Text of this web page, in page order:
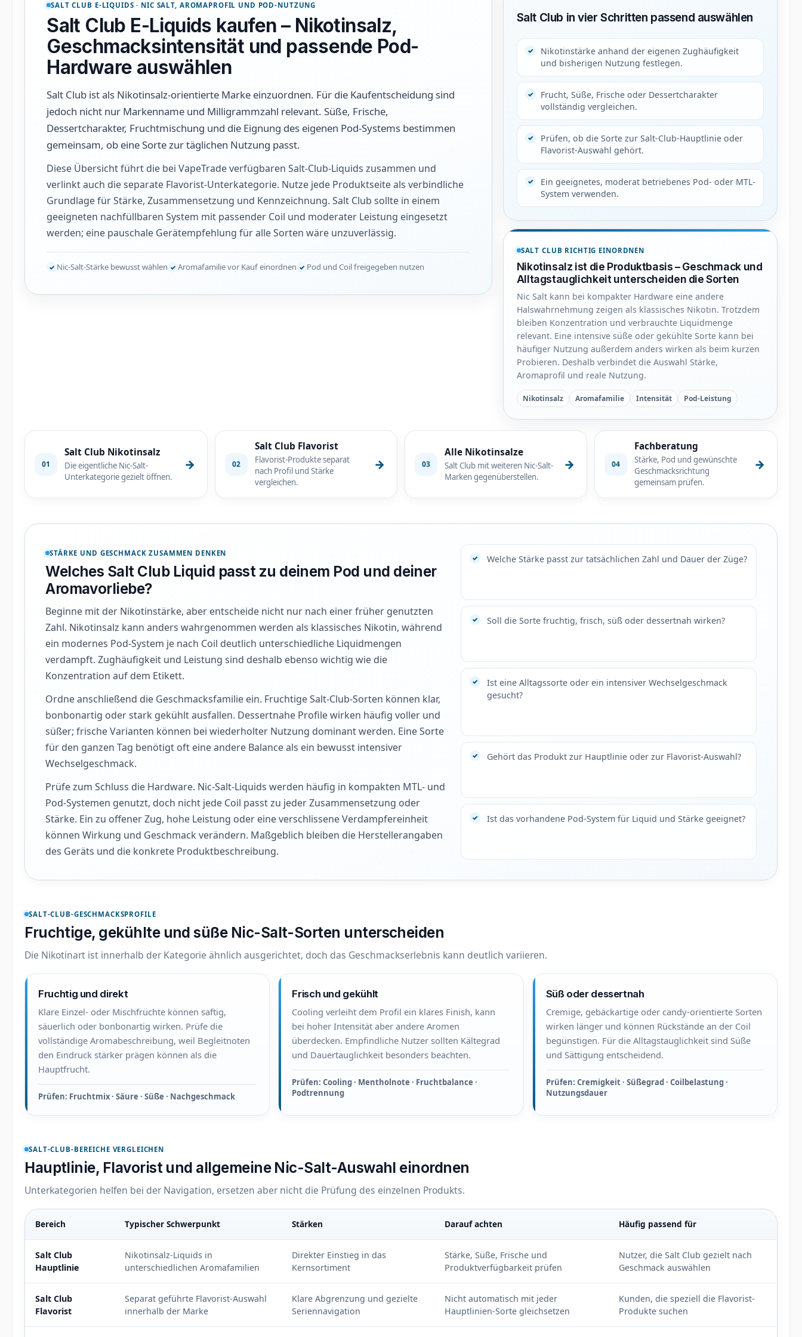
SALT CLUB E-LIQUIDS · NIC SALT, AROMAPROFIL UND POD-NUTZUNG
Salt Club E-Liquids kaufen – Nikotinsalz,
Geschmacksintensität und passende Pod-
Hardware auswählen
Salt Club ist als Nikotinsalz-orientierte Marke einzuordnen. Für die Kaufentscheidung sind
jedoch nicht nur Markenname und Milligrammzahl relevant. Süße, Frische,
Dessertcharakter, Fruchtmischung und die Eignung des eigenen Pod-Systems bestimmen
gemeinsam, ob eine Sorte zur täglichen Nutzung passt.
Diese Übersicht führt die bei VapeTrade verfügbaren Salt-Club-Liquids zusammen und
verlinkt auch die separate Flavorist-Unterkategorie. Nutze jede Produktseite als verbindliche
Grundlage für Stärke, Zusammensetzung und Kennzeichnung. Salt Club sollte in einem
geeigneten nachfüllbaren System mit passender Coil und moderater Leistung eingesetzt
werden; eine pauschale Gerätempfehlung für alle Sorten wäre unzuverlässig.
Nic-Salt-Stärke bewusst wählen Aromafamilie vor Kauf einordnen Pod und Coil freigegeben nutzen
Salt Club in vier Schritten passend auswählen
Nikotinstärke anhand der eigenen Zughäufigkeit
und bisherigen Nutzung festlegen.
Frucht, Süße, Frische oder Dessertcharakter
vollständig vergleichen.
Prüfen, ob die Sorte zur Salt-Club-Hauptlinie oder
Flavorist-Auswahl gehört.
Ein geeignetes, moderat betriebenes Pod- oder MTL-
System verwenden.
SALT CLUB RICHTIG EINORDNEN
Nikotinsalz ist die Produktbasis – Geschmack und
Alltagstauglichkeit unterscheiden die Sorten
Nic Salt kann bei kompakter Hardware eine andere
Halswahrnehmung zeigen als klassisches Nikotin. Trotzdem
bleiben Konzentration und verbrauchte Liquidmenge
relevant. Eine intensive süße oder gekühlte Sorte kann bei
häufiger Nutzung außerdem anders wirken als beim kurzen
Probieren. Deshalb verbindet die Auswahl Stärke,
Aromaprofil und reale Nutzung.
Nikotinsalz Aromafamilie Intensität Pod-Leistung
01
Salt Club Nikotinsalz
Die eigentliche Nic-Salt-
Unterkategorie gezielt öffnen.
→ 02
Salt Club Flavorist
Flavorist-Produkte separat
nach Profil und Stärke
vergleichen.
→ 03
Alle Nikotinsalze
Salt Club mit weiteren Nic-Salt-
Marken gegenüberstellen.
→ 04
Fachberatung
Stärke, Pod und gewünschte
Geschmacksrichtung
gemeinsam prüfen.
→
STÄRKE UND GESCHMACK ZUSAMMEN DENKEN
Welches Salt Club Liquid passt zu deinem Pod und deiner
Aromavorliebe?
Beginne mit der Nikotinstärke, aber entscheide nicht nur nach einer früher genutzten
Zahl. Nikotinsalz kann anders wahrgenommen werden als klassisches Nikotin, während
ein modernes Pod-System je nach Coil deutlich unterschiedliche Liquidmengen
verdampft. Zughäufigkeit und Leistung sind deshalb ebenso wichtig wie die
Konzentration auf dem Etikett.
Ordne anschließend die Geschmacksfamilie ein. Fruchtige Salt-Club-Sorten können klar,
bonbonartig oder stark gekühlt ausfallen. Dessertnahe Profile wirken häufig voller und
süßer; frische Varianten können bei wiederholter Nutzung dominant werden. Eine Sorte
für den ganzen Tag benötigt oft eine andere Balance als ein bewusst intensiver
Wechselgeschmack.
Prüfe zum Schluss die Hardware. Nic-Salt-Liquids werden häufig in kompakten MTL- und
Pod-Systemen genutzt, doch nicht jede Coil passt zu jeder Zusammensetzung oder
Stärke. Ein zu offener Zug, hohe Leistung oder eine verschlissene Verdampfereinheit
können Wirkung und Geschmack verändern. Maßgeblich bleiben die Herstellerangaben
des Geräts und die konkrete Produktbeschreibung.
Welche Stärke passt zur tatsächlichen Zahl und Dauer der Züge?
Soll die Sorte fruchtig, frisch, süß oder dessertnah wirken?
Ist eine Alltagssorte oder ein intensiver Wechselgeschmack
gesucht?
Gehört das Produkt zur Hauptlinie oder zur Flavorist-Auswahl?
Ist das vorhandene Pod-System für Liquid und Stärke geeignet?
SALT-CLUB-GESCHMACKSPROFILE
Fruchtige, gekühlte und süße Nic-Salt-Sorten unterscheiden
Die Nikotinart ist innerhalb der Kategorie ähnlich ausgerichtet, doch das Geschmackserlebnis kann deutlich variieren.
Fruchtig und direkt
Klare Einzel- oder Mischfrüchte können saftig,
säuerlich oder bonbonartig wirken. Prüfe die
vollständige Aromabeschreibung, weil Begleitnoten
den Eindruck stärker prägen können als die
Hauptfrucht.
Prüfen: Fruchtmix · Säure · Süße · Nachgeschmack
Frisch und gekühlt
Cooling verleiht dem Profil ein klares Finish, kann
bei hoher Intensität aber andere Aromen
überdecken. Empfindliche Nutzer sollten Kältegrad
und Dauertauglichkeit besonders beachten.
Prüfen: Cooling · Mentholnote · Fruchtbalance ·
Podtrennung
Süß oder dessertnah
Cremige, gebäckartige oder candy-orientierte Sorten
wirken länger und können Rückstände an der Coil
begünstigen. Für die Alltagstauglichkeit sind Süße
und Sättigung entscheidend.
Prüfen: Cremigkeit · Süßegrad · Coilbelastung ·
Nutzungsdauer
SALT-CLUB-BEREICHE VERGLEICHEN
Hauptlinie, Flavorist und allgemeine Nic-Salt-Auswahl einordnen
Unterkategorien helfen bei der Navigation, ersetzen aber nicht die Prüfung des einzelnen Produkts.
Bereich Typischer Schwerpunkt Stärken Darauf achten Häufig passend für
Salt Club
Hauptlinie
Nikotinsalz-Liquids in
unterschiedlichen Aromafamilien
Direkter Einstieg in das
Kernsortiment
Stärke, Süße, Frische und
Produktverfügbarkeit prüfen
Nutzer, die Salt Club gezielt nach
Geschmack auswählen
Salt Club
Flavorist
Separat geführte Flavorist-Auswahl
innerhalb der Marke
Klare Abgrenzung und gezielte
Seriennavigation
Nicht automatisch mit jeder
Hauptlinien-Sorte gleichsetzen
Kunden, die speziell die Flavorist-
Produkte suchen